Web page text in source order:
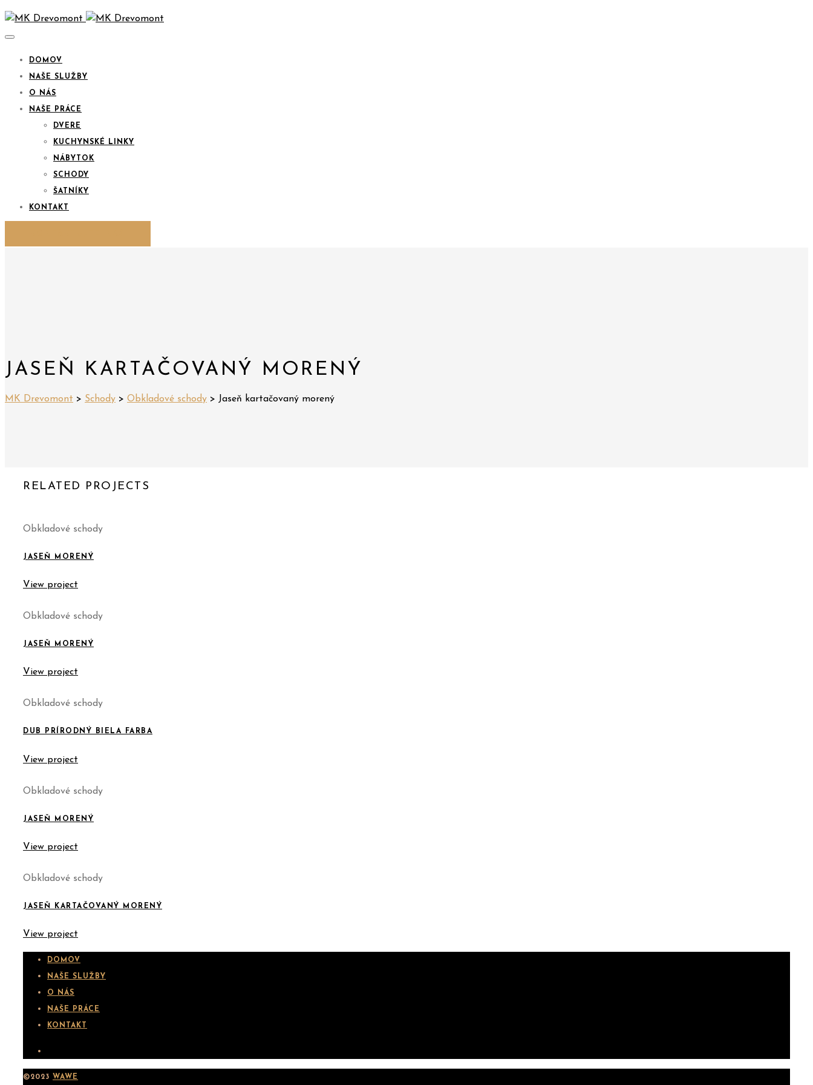
DOMOV
NAŠE SLUŽBY
O NÁS
NAŠE PRÁCE
DVERE
KUCHYNSKÉ LINKY
NÁBYTOK
SCHODY
ŠATNÍKY
KONTAKT
JASEŇ KARTAČOVANÝ MORENÝ
MK Drevomont > Schody > Obkladové schody > Jaseň kartačovaný morený
RELATED PROJECTS
Obkladové schody
JASEŇ MORENÝ
View project
Obkladové schody
JASEŇ MORENÝ
View project
Obkladové schody
DUB PRÍRODNÝ BIELA FARBA
View project
Obkladové schody
JASEŇ MORENÝ
View project
Obkladové schody
JASEŇ KARTAČOVANÝ MORENÝ
View project
DOMOV
NAŠE SLUŽBY
O NÁS
NAŠE PRÁCE
KONTAKT
©2023 WAWE